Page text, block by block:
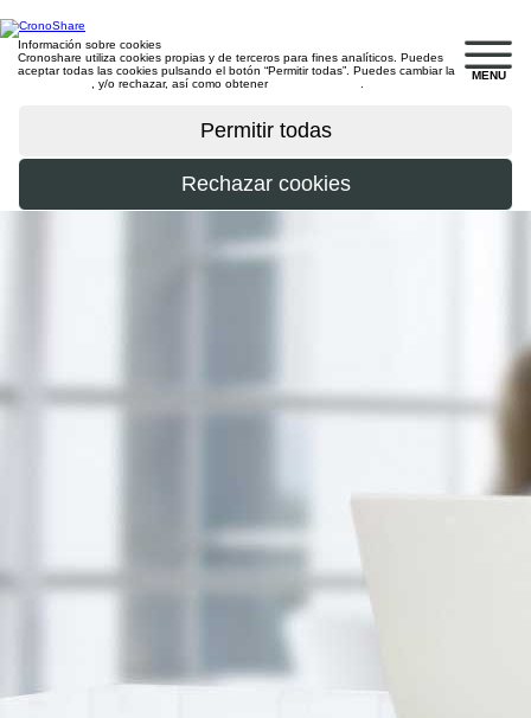
MENU
Información sobre cookies
Cronoshare utiliza cookies propias y de terceros para fines analíticos. Puedes
aceptar todas las cookies pulsando el botón “Permitir todas”. Puedes cambiar la
, y/o rechazar, así como obtener